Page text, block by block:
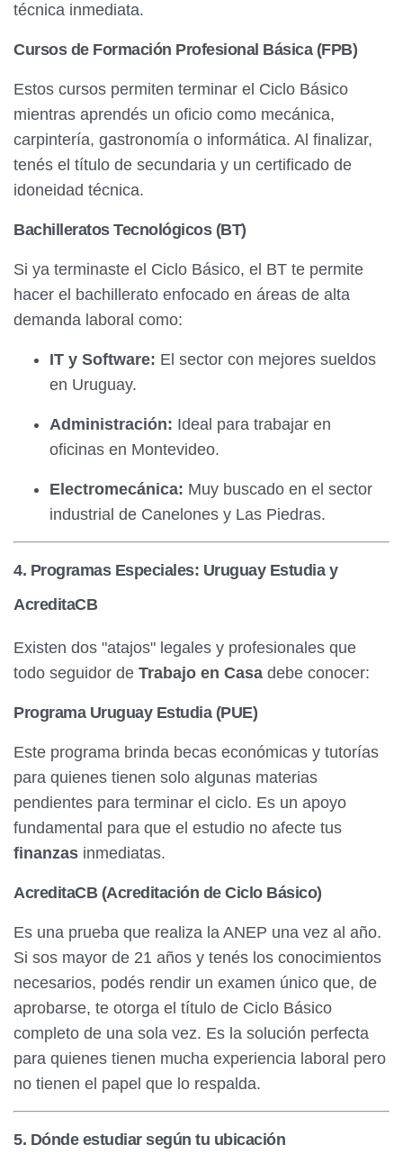
técnica inmediata.
Cursos de Formación Profesional Básica (FPB)
Estos cursos permiten terminar el Ciclo Básico
mientras aprendés un oficio como mecánica,
carpintería, gastronomía o informática. Al finalizar,
tenés el título de secundaria y un certificado de
idoneidad técnica.
Bachilleratos Tecnológicos (BT)
Si ya terminaste el Ciclo Básico, el BT te permite
hacer el bachillerato enfocado en áreas de alta
demanda laboral como:
IT y Software: El sector con mejores sueldos
en Uruguay.
Administración: Ideal para trabajar en
oficinas en Montevideo.
Electromecánica: Muy buscado en el sector
industrial de Canelones y Las Piedras.
4. Programas Especiales: Uruguay Estudia y
AcreditaCB
Existen dos "atajos" legales y profesionales que
todo seguidor de Trabajo en Casa debe conocer:
Programa Uruguay Estudia (PUE)
Este programa brinda becas económicas y tutorías
para quienes tienen solo algunas materias
pendientes para terminar el ciclo. Es un apoyo
fundamental para que el estudio no afecte tus
finanzas inmediatas.
AcreditaCB (Acreditación de Ciclo Básico)
Es una prueba que realiza la ANEP una vez al año.
Si sos mayor de 21 años y tenés los conocimientos
necesarios, podés rendir un examen único que, de
aprobarse, te otorga el título de Ciclo Básico
completo de una sola vez. Es la solución perfecta
para quienes tienen mucha experiencia laboral pero
no tienen el papel que lo respalda.
5. Dónde estudiar según tu ubicación